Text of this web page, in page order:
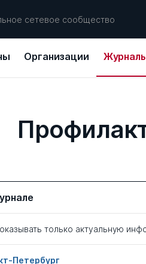
сетевое сообщество
Организации
только актуальную
Петербург